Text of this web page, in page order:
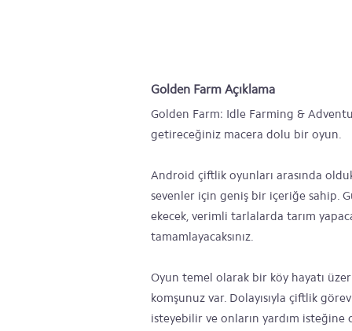
Golden Farm Açıklama
Golden Farm: Idle Farming &
getireceğiniz macera dolu bir oyun.
Android çiftlik oyunları arasında
sevenler için geniş bir içeriğe sahip.
ekecek, verimli tarlalarda tarım
tamamlayacaksınız.
Oyun temel olarak bir köy hayatı
komşunuz var. Dolayısıyla çiftlik
isteyebilir ve onların yardım isteğine